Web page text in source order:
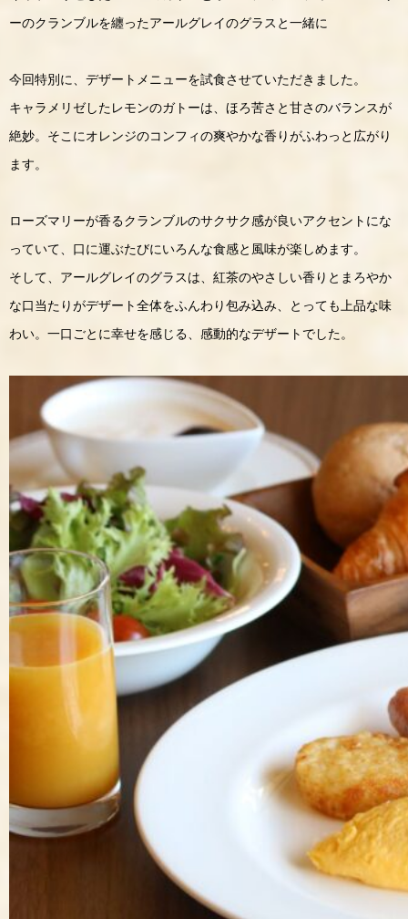
ーのクランブルを纏ったアールグレイのグラスと一緒に
今回特別に、デザートメニューを試食させていただきました。
キャラメリゼしたレモンのガトーは、ほろ苦さと甘さのバランスが
絶妙。そこにオレンジのコンフィの爽やかな香りがふわっと広がり
ます。
ローズマリーが香るクランブルのサクサク感が良いアクセントにな
っていて、口に運ぶたびにいろんな食感と風味が楽しめます。
そして、アールグレイのグラスは、紅茶のやさしい香りとまろやか
な口当たりがデザート全体をふんわり包み込み、とっても上品な味
わい。一口ごとに幸せを感じる、感動的なデザートでした。